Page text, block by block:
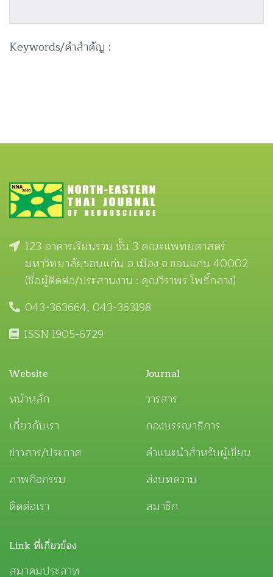
Keywords/คำสำคัญ :
123 อาคารเรียนรวม ชั้น 3 คณะแพทยศาสตร์
มหาวิทยาลัยขอนแก่น อ.เมือง จ.ขอนแก่น 40002
(ชื่อผู้ติดต่อ/ประสานงาน : คุณวิราพร โพธิ์กลาง)
043-363664, 043-363198
ISSN 1905-6729
Website
หน้าหลัก
เกี่ยวกับเรา
ข่าวสาร/ประกาศ
ภาพกิจกรรม
ติดต่อเรา
Journal
วารสาร
กองบรรณาธิการ
คำแนะนำสำหรับผู้เขียน
ส่งบทความ
สมาชิก
Link ที่เกี่ยวข้อง
สมาคมประสาท